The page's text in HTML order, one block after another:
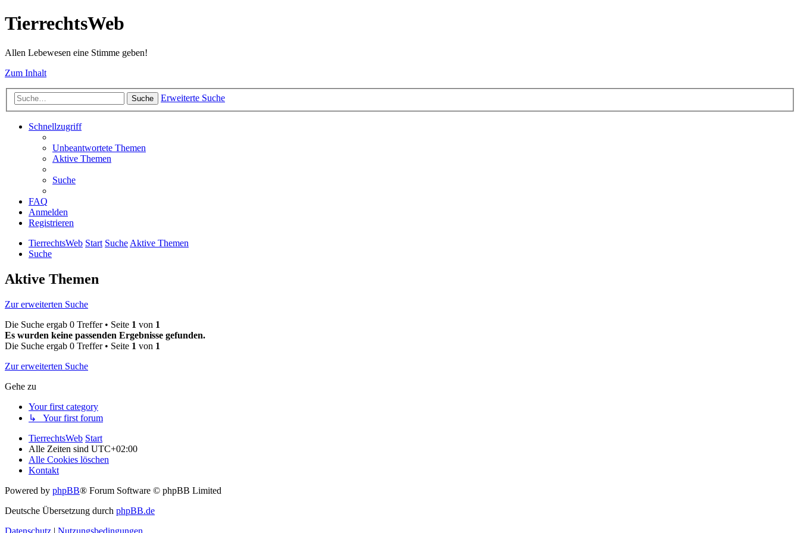
TierrechtsWeb
Allen Lebewesen eine Stimme geben!
Zum Inhalt
Suche Erweiterte Suche
Schnellzugriff
Unbeantwortete Themen
Aktive Themen
Suche
FAQ
Anmelden
Registrieren
TierrechtsWeb Start SucheAktive Themen
Suche
Aktive Themen
Zur erweiterten Suche
Die Suche ergab 0 Treffer • Seite 1 von 1
Es wurden keine passenden Ergebnisse gefunden.
Die Suche ergab 0 Treffer • Seite 1 von 1
Zur erweiterten Suche
Gehe zu
Your first category
↳ Your first forum
TierrechtsWeb Start
Alle Zeiten sind UTC+02:00
Alle Cookies löschen
Kontakt
Powered by phpBB® Forum Software © phpBB Limited
Deutsche Übersetzung durch phpBB.de